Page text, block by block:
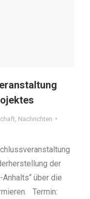
Nachrichten
der
über die
Termin: